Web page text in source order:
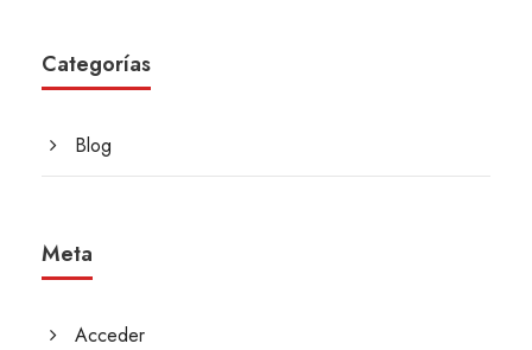
Categorías
Blog
Meta
Acceder